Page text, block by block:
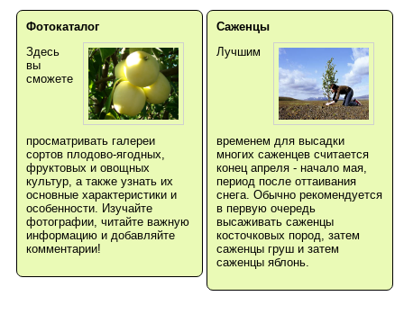
Фотокаталог
Здесь
вы
сможете
просматривать галереи
сортов плодово-ягодных,
фруктовых и овощных
культур, а также узнать их
основные характеристики и
особенности. Изучайте
фотографии, читайте важную
информацию и добавляйте
комментарии!
Саженцы
Лучшим
временем для высадки
многих саженцев считается
конец апреля - начало мая,
период после оттаивания
снега. Обычно рекомендуется
в первую очередь
высаживать саженцы
косточковых пород, затем
саженцы груш и затем
саженцы яблонь.